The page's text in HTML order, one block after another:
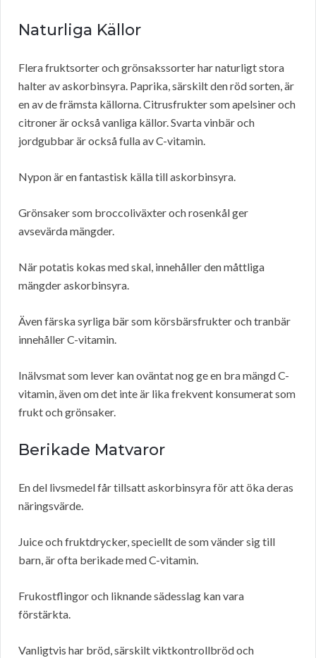
Naturliga Källor
Flera fruktsorter och grönsakssorter har naturligt stora
halter av askorbinsyra. Paprika, särskilt den röd sorten, är
en av de främsta källorna. Citrusfrukter som apelsiner och
citroner är också vanliga källor. Svarta vinbär och
jordgubbar är också fulla av C-vitamin.
Nypon är en fantastisk källa till askorbinsyra.
Grönsaker som broccoliväxter och rosenkål ger
avsevärda mängder.
När potatis kokas med skal, innehåller den måttliga
mängder askorbinsyra.
Även färska syrliga bär som körsbärsfrukter och tranbär
innehåller C-vitamin.
Inälvsmat som lever kan oväntat nog ge en bra mängd C-
vitamin, även om det inte är lika frekvent konsumerat som
frukt och grönsaker.
Berikade Matvaror
En del livsmedel får tillsatt askorbinsyra för att öka deras
näringsvärde.
Juice och fruktdrycker, speciellt de som vänder sig till
barn, är ofta berikade med C-vitamin.
Frukostflingor och liknande sädesslag kan vara
förstärkta.
Vanligtvis har bröd, särskilt viktkontrollbröd och